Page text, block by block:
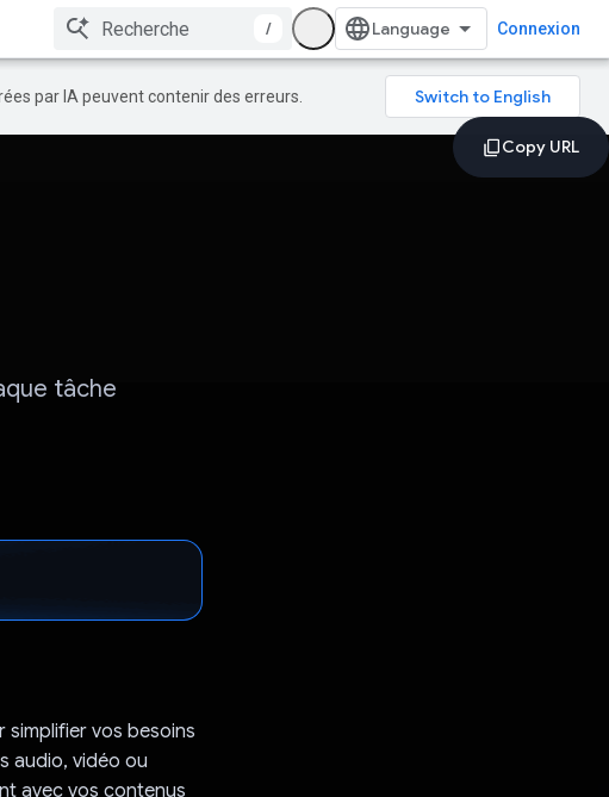
/ Connexion
par IA peuvent contenir des erreurs.
tâche
vos besoins
audio, vidéo ou
avec vos contenus